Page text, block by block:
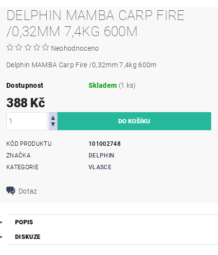
DELPHIN MAMBA CARP FIRE
/0,32MM 7,4KG 600M
Neohodnoceno
Delphin MAMBA Carp Fire /0,32mm 7,4kg 600m
Dostupnost Skladem (1 ks)
388 Kč
KÓD PRODUKTU
101002748
ZNAČKA
DELPHIN
KATEGORIE
VLASCE
Dotaz
POPIS
DISKUZE